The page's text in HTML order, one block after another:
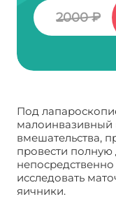
2000 ₽
Под
малоинвазивный
вмешательства,
провести полную
исследовать
яичники.